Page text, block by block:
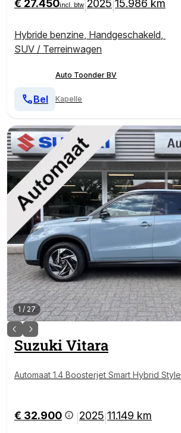
€ 27.450incl. btw 2025 15.986 km
Hybride benzine, Handgeschakeld,
SUV / Terreinwagen
Auto Toonder BV
Kapelle
Bel
1/ 27
SuzukiVitara
Automaat 1.4 Boosterjet Smart Hybrid Style
€ 32.900 2025 11.149 km